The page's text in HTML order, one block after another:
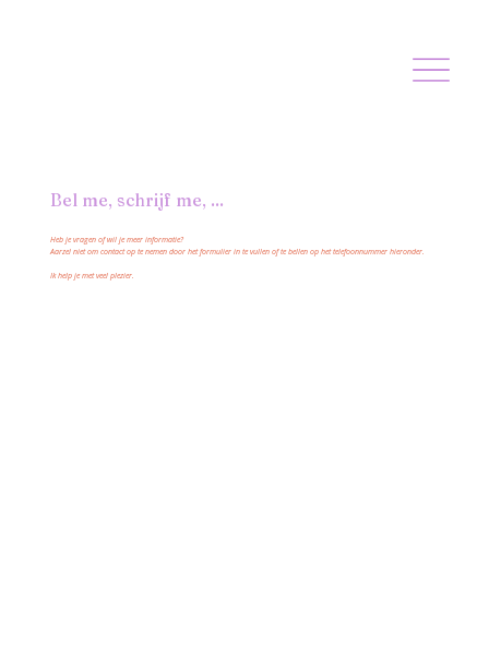
Bel me, schrijf me, ...
Heb je vragen of wil je meer informatie?
Aarzel niet om contact op te nemen door het formulier in te vullen of te bellen op het telefoonnummer hieronder.
Ik help je met veel plezier.